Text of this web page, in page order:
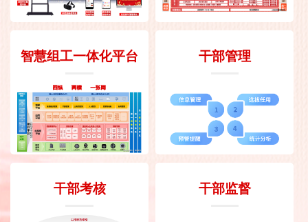
智慧组工一体化平台 干部管理
干部考核 干部监督